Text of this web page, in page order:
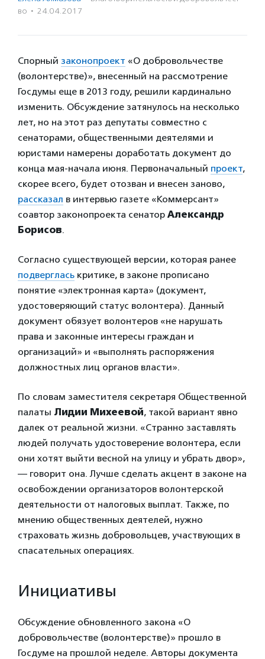
во · 24.04.2017
Спорный законопроект «О добровольчестве
(волонтерстве)», внесенный на рассмотрение
Госдумы еще в 2013 году, решили кардинально
изменить. Обсуждение затянулось на несколько
лет, но на этот раз депутаты совместно с
сенаторами, общественными деятелями и
юристами намерены доработать документ до
конца мая-начала июня. Первоначальный проект,
скорее всего, будет отозван и внесен заново,
рассказал в интервью газете «Коммерсант»
соавтор законопроекта сенатор Александр
Борисов.
Согласно существующей версии, которая ранее
подверглась критике, в законе прописано
понятие «электронная карта» (документ,
удостоверяющий статус волонтера). Данный
документ обязует волонтеров «не нарушать
права и законные интересы граждан и
организаций» и «выполнять распоряжения
должностных лиц органов власти».
По словам заместителя секретаря Общественной
палаты Лидии Михеевой, такой вариант явно
далек от реальной жизни. «Странно заставлять
людей получать удостоверение волонтера, если
они хотят выйти весной на улицу и убрать двор»,
— говорит она. Лучше сделать акцент в законе на
освобождении организаторов волонтерской
деятельности от налоговых выплат. Также, по
мнению общественных деятелей, нужно
страховать жизнь добровольцев, участвующих в
спасательных операциях.
Инициативы
Обсуждение обновленного закона «О
добровольчестве (волонтерстве)» прошло в
Госдуме на прошлой неделе. Авторы документа